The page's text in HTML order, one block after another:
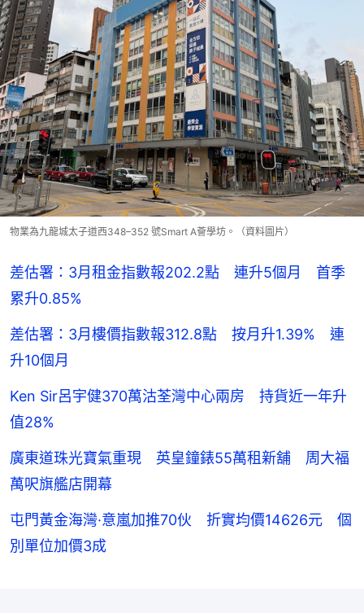
物業為九龍城太子道西348–352 號Smart A薈學坊。（資料圖片）
差估署：3月租金指數報202.2點 連升5個月 首季
累升0.85%
差估署：3月樓價指數報312.8點 按月升1.39% 連
升10個月
Ken Sir呂宇健370萬沽荃灣中心兩房 持貨近一年升
值28%
廣東道珠光寶氣重現 英皇鐘錶55萬租新舖 周大福
萬呎旗艦店開幕
屯門黃金海灣·意嵐加推70伙 折實均價14626元 個
別單位加價3成